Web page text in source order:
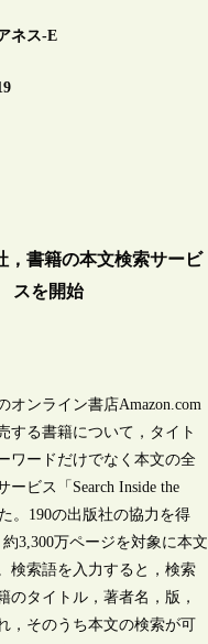
ネス-E
，書籍の本文検索サービ
スを開始
オンライン書店Amazon.com
する書籍について，タイト
ワードだけでなく本文の全
ービス「Search Inside the
。190の出版社の協力を得
3,300万ページを対象に本文
検索語を入力すると，検索
のタイトル，著者名，版，
，そのうち本文の検索が可